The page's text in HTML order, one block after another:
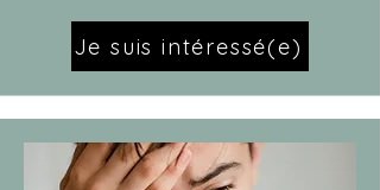
Je suis intéressé(e)